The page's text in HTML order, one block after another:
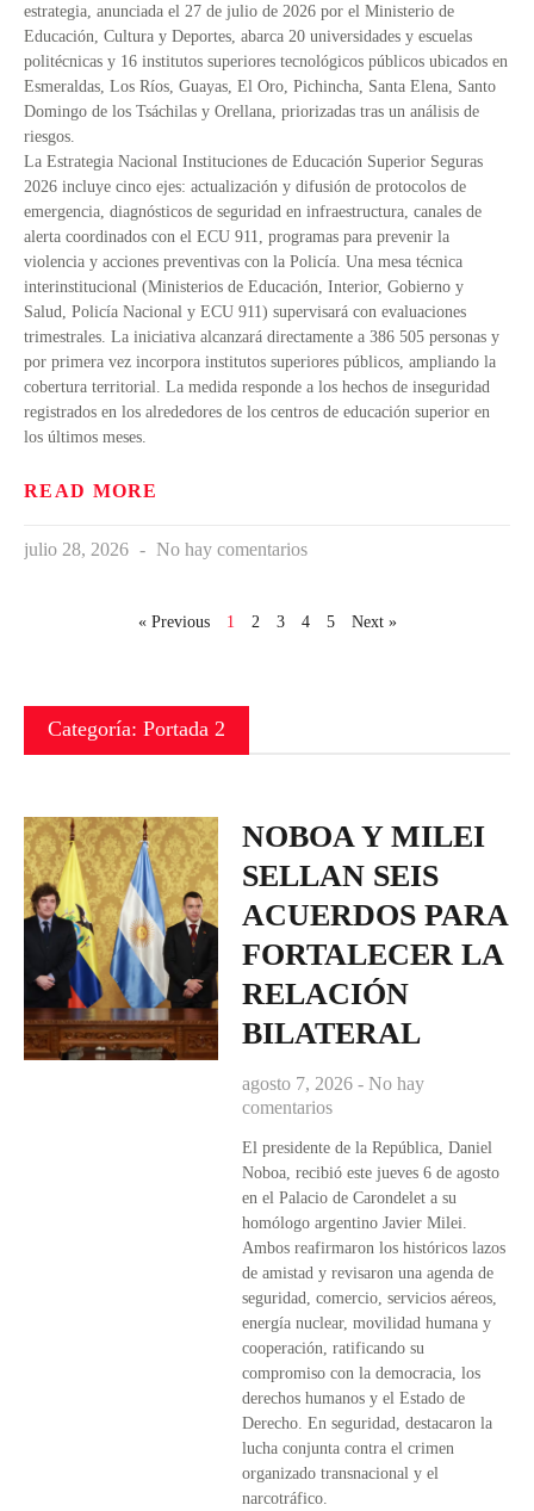
estrategia, anunciada el 27 de julio de 2026 por el Ministerio de
Educación, Cultura y Deportes, abarca 20 universidades y escuelas
politécnicas y 16 institutos superiores tecnológicos públicos ubicados en
Esmeraldas, Los Ríos, Guayas, El Oro, Pichincha, Santa Elena, Santo
Domingo de los Tsáchilas y Orellana, priorizadas tras un análisis de
riesgos.
La Estrategia Nacional Instituciones de Educación Superior Seguras
2026 incluye cinco ejes: actualización y difusión de protocolos de
emergencia, diagnósticos de seguridad en infraestructura, canales de
alerta coordinados con el ECU 911, programas para prevenir la
violencia y acciones preventivas con la Policía. Una mesa técnica
interinstitucional (Ministerios de Educación, Interior, Gobierno y
Salud, Policía Nacional y ECU 911) supervisará con evaluaciones
trimestrales. La iniciativa alcanzará directamente a 386 505 personas y
por primera vez incorpora institutos superiores públicos, ampliando la
cobertura territorial. La medida responde a los hechos de inseguridad
registrados en los alrededores de los centros de educación superior en
los últimos meses.
READ MORE
julio 28, 2026 No hay comentarios
« Previous 1 2 3 4 5 Next »
Categoría: Portada 2
NOBOA Y MILEI
SELLAN SEIS
ACUERDOS PARA
FORTALECER LA
RELACIÓN
BILATERAL
agosto 7, 2026 No hay
comentarios
El presidente de la República, Daniel
Noboa, recibió este jueves 6 de agosto
en el Palacio de Carondelet a su
homólogo argentino Javier Milei.
Ambos reafirmaron los históricos lazos
de amistad y revisaron una agenda de
seguridad, comercio, servicios aéreos,
energía nuclear, movilidad humana y
cooperación, ratificando su
compromiso con la democracia, los
derechos humanos y el Estado de
Derecho. En seguridad, destacaron la
lucha conjunta contra el crimen
organizado transnacional y el
narcotráfico.